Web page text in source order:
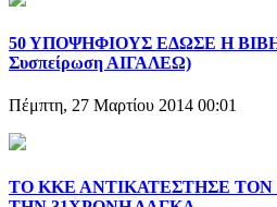
50 ΥΠΟΨΗΦΙΟΥΣ ΕΔΩΣΕ Η
Συσπείρωση ΑΙΓΑΛΕΩ)
Πέμπτη, 27 Μαρτίου 2014 00:01
ΤΟ ΚΚΕ ΑΝΤΙΚΑΤΕΣΤΗΣΕ